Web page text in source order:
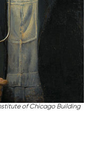
of Chicago Building